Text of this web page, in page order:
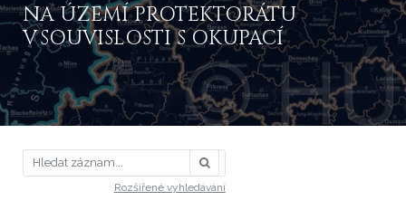
NA ÚZEMÍ PROTEKTORÁTU
V SOUVISLOSTI S OKUPACÍ
Rozšířené vyhledávání